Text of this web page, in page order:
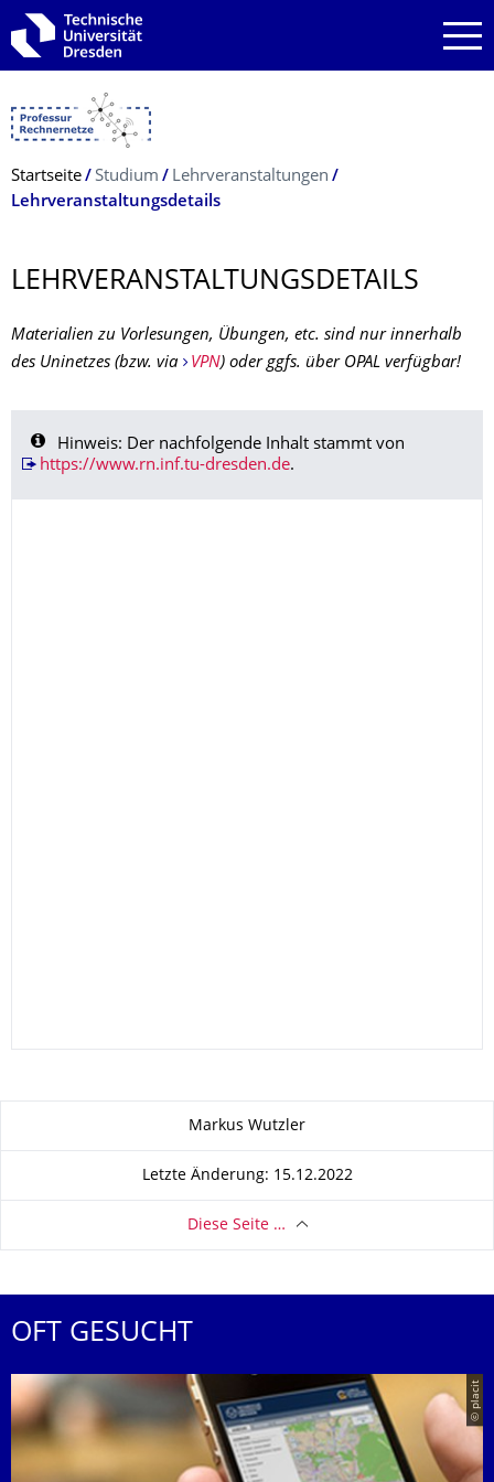
Zur Hauptnavigation springen
Zur Suche springen
Zum Inhalt springen
Breadcrumb-Menü
Startseite Studium
Lehrveranstaltungen
Lehrveranstaltungsdetails
LEHRVERANSTAL­TUNGSDETAILS
Materialien zu Vorlesungen, Übungen, etc. sind nur innerhalb
des Uninetzes (bzw. via VPN) oder ggfs. über OPAL verfügbar!
Hinweis: Der nachfolgende Inhalt stammt von
https://www.rn.inf.tu-dresden.de.
Markus Wutzler
Letzte Änderung: 15.12.2022
Diese Seite …
OFT GESUCHT
© placit